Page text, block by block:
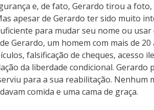
e, de fato, Gerardo tirou a
apesar de Gerardo ter sido muito
para mudar seu nome ou
Gerardo, um homem com mais de
falsificação de cheques, acesso
da liberdade condicional. Gerardo
para a sua reabilitação.
comida e uma cama de graça.